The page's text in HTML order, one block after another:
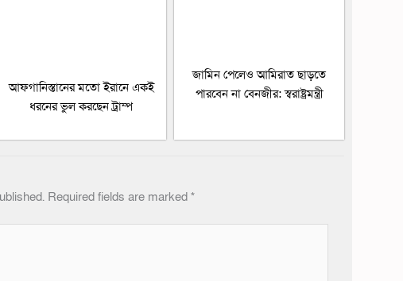
আফগানিস্তানের মতো ইরানে একই
ধরনের ভুল করছেন ট্রাম্প
জামিন পেলেও আমিরাত ছাড়তে
পারবেন না বেনজীর: স্বরাষ্ট্রমন্ত্রী
Required fields are marked *